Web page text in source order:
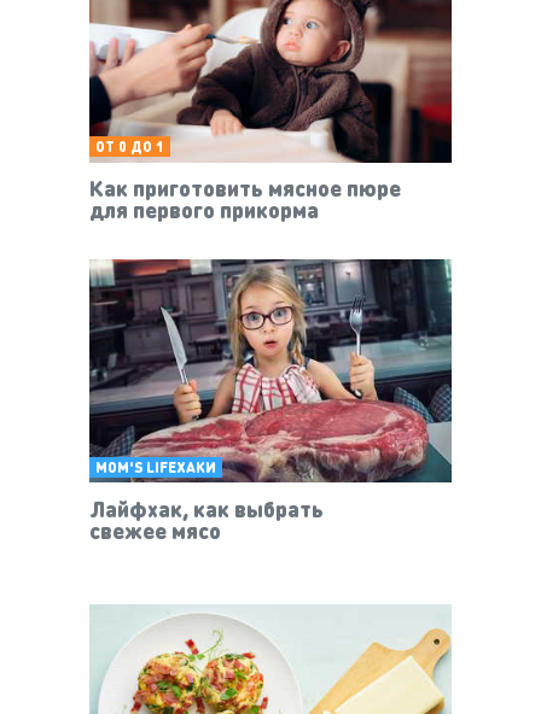
ОТ 0 ДО 1
Как приготовить мясное пюре
для первого прикорма
MOM'S LIFEХАКИ
Лайфхак, как выбрать
свежее мясо